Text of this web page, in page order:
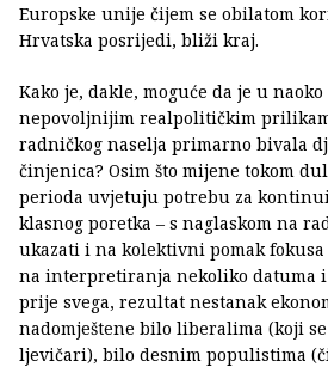
Europske unije čijem se obilatom
Hrvatska posrijedi, bliži kraj.
Kako je, dakle, moguće da je u
nepovoljnijim realpolitičkim
radničkog naselja primarno bivala
činjenica? Osim što mijene tokom
perioda uvjetuju potrebu za
klasnog poretka – s naglaskom na
ukazati i na kolektivni pomak fokusa
na interpretiranja nekoliko datuma
prije svega, rezultat nestanak
nadomještene bilo liberalima (koji
ljevičari), bilo desnim populistima